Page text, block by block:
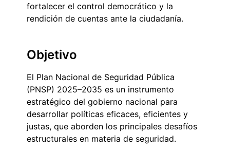
fortalecer el control democrático y la
rendición de cuentas ante la ciudadanía.
Objetivo
El Plan Nacional de Seguridad Pública
(PNSP) 2025–2035 es un instrumento
estratégico del gobierno nacional para
desarrollar políticas eficaces, eficientes y
justas, que aborden los principales desafíos
estructurales en materia de seguridad.